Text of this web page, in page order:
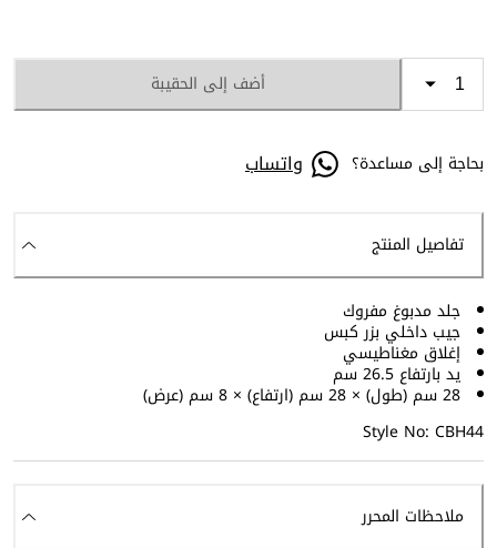
أضف إلى الحقيبة
بحاجة إلى مساعدة؟ واتساب
تفاصيل المنتج
جلد مدبوغ مفروك
جيب داخلي بزر كبس
إغلاق مغناطيسي
يد بارتفاع 26.5 سم
28 سم (طول) × 28 سم (ارتفاع) × 8 سم (عرض)
Style No: CBH44
ملاحظات المحرر